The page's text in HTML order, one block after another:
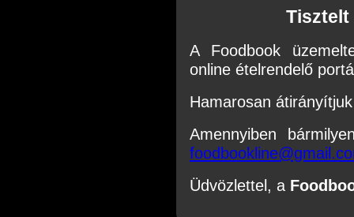
Tisztelt
A Foodbook
online ételrendelő
Hamarosan
Amennyiben
Üdvözlettel, a